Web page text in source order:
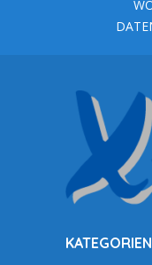
KATEGORIEN